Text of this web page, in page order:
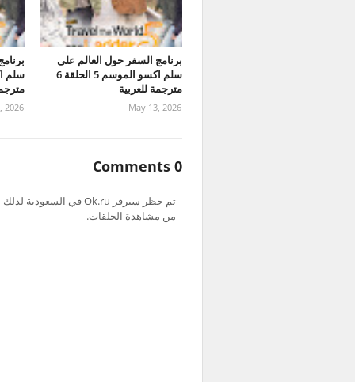
برنامج السفر حول العالم على
سلم اكسو الموسم 5 الحلقة 6
مترجمة للعربية
May 13, 2026
2026
0 Comments
من مشاهدة الحلقات.